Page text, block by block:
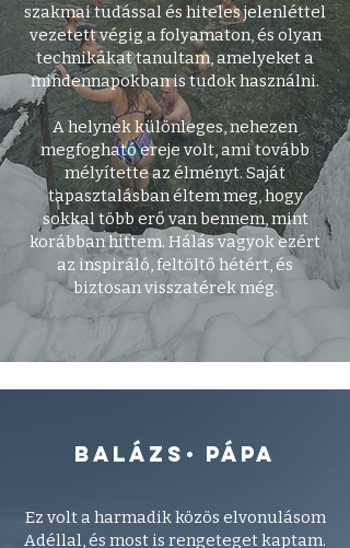
szakmai tudással és hiteles jelenléttel
vezetett végig a folyamaton, és olyan
technikákat tanultam, amelyeket a
mindennapokban is tudok használni.
A helynek különleges, nehezen
megfogható ereje volt, ami tovább
mélyítette az élményt. Saját
tapasztalásban éltem meg, hogy
sokkal több erő van bennem, mint
korábban hittem. Hálás vagyok ezért
az inspiráló, feltöltő hétért, és
biztosan visszatérek még.
balázs • pápa
Ez volt a harmadik közös elvonulásom
Adéllal, és most is rengeteget kaptam.